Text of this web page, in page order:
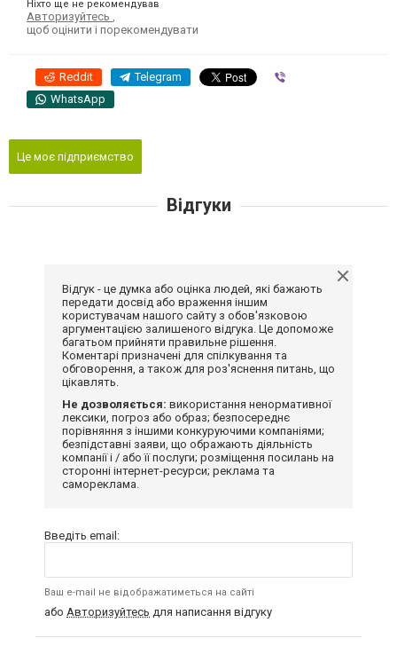
Ніхто ще не рекомендував
Авторизуйтесь
щоб оцінити і порекомендувати
Reddit Telegram
WhatsApp
Це моє підприємство
Відгуки
Відгук - це думка або оцінка людей, які бажають
передати досвід або враження іншим
користувачам нашого сайту з обов'язковою
аргументацією залишеного відгука. Це допоможе
багатьом прийняти правильне рішення.
Коментарі призначені для спілкування та
обговорення, а також для роз'яснення питань, що
цікавлять.
Не дозволяється: використання ненормативної
лексики, погроз або образ; безпосереднє
порівняння з іншими конкуруючими компаніями;
безпідставні заяви, що ображають діяльність
компанії і / або її послуги; розміщення посилань на
сторонні інтернет-ресурси; реклама та
самореклама.
Введіть email:
Ваш e-mail не відображатиметься на сайті
або Авторизуйтесь для написання відгуку